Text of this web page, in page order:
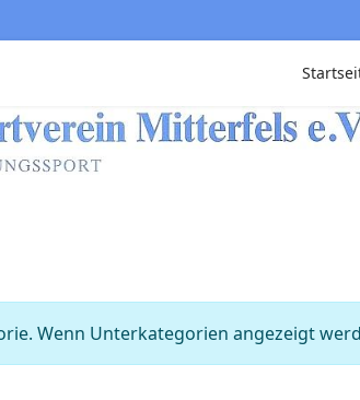
Wenn Unterkategorien angezeigt